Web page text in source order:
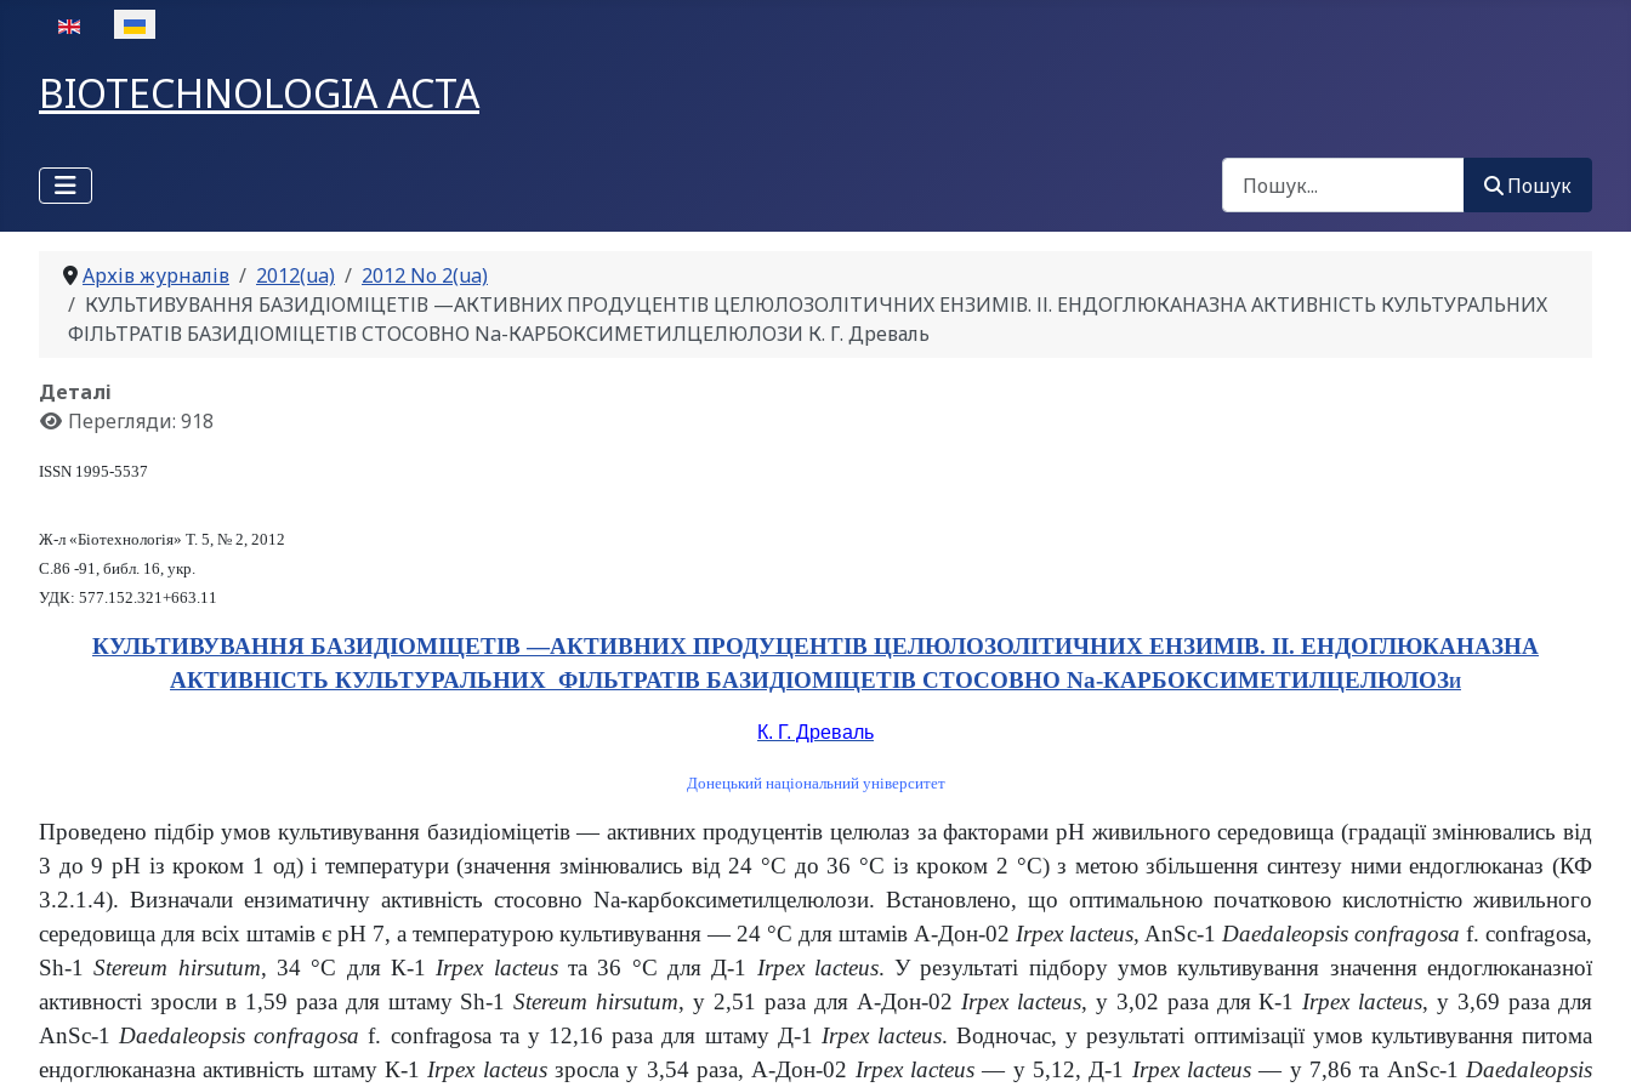
Оберіть свою мову
BIOTECHNOLOGIA ACTA
Пошук
Пошук
Архів журналів 2012(ua)
2012 No 2(ua)
КУЛЬТИВУВАННЯ БАЗИДІОМІЦЕТІВ —АКТИВНИХ ПРОДУЦЕНТІВ ЦЕЛЮЛОЗОЛІТИЧНИХ ЕНЗИМІВ. ІІ. ЕНДОГЛЮКАНАЗНА АКТИВНІСТЬ КУЛЬТУРАЛЬНИХ
ФІЛЬТРАТІВ БАЗИДІОМІЦЕТІВ СТОСОВНО Na-КАРБОКСИМЕТИЛЦЕЛЮЛОЗИ К. Г. Древаль
Деталі
Перегляди: 918
ISSN 1995-5537
Ж-л «Біотехнологія» Т. 5, № 2, 2012
С.86 -91, библ. 16, укр.
УДК: 577.152.321+663.11
КУЛЬТИВУВАННЯ БАЗИДІОМІЦЕТІВ —АКТИВНИХ ПРОДУЦЕНТІВ ЦЕЛЮЛОЗОЛІТИЧНИХ ЕНЗИМІВ. ІІ. ЕНДОГЛЮКАНАЗНА
АКТИВНІСТЬ КУЛЬТУРАЛЬНИХ ФІЛЬТРАТІВ БАЗИДІОМІЦЕТІВ СТОСОВНО Na-КАРБОКСИМЕТИЛЦЕЛЮЛОЗИ
К. Г. Древаль
Донецький національний університет
Проведено підбір умов культивування базидіоміцетів — активних продуцентів целюлаз за факторами рН живильного середовища (градації змінювались від
3 до 9 рН із кроком 1 од) і температури (значення змінювались від 24 °С до 36 °С із кроком 2 °С) з метою збільшення синтезу ними ендоглюканаз (КФ
3.2.1.4). Визначали ензиматичну активність стосовно Na-карбоксиметилцелюлози. Встановлено, що оптимальною початковою кислотністю живильного
середовища для всіх штамів є рН 7, а температурою культивування — 24 °С для штамів А-Дон-02 Irpex lacteus, AnSc-1 Daedaleopsis confragosa f. confragosa,
Sh-1Stereum hirsutum, 34 °С для К-1 Irpex lacteusта 36 °С для Д-1 Irpex lacteus. У результаті підбору умов культивування значення ендоглюканазної
активності зросли в 1,59 раза для штаму Sh-1Stereum hirsutum, у 2,51 раза для А-Дон-02 Irpex lacteus, у 3,02 раза для К-1 Irpex lacteus, у 3,69 раза для
AnSc-1 Daedaleopsis confragosa f. confragosa та у 12,16 раза для штаму Д-1 Irpex lacteus. Водночас, у результаті оптимізації умов культивування питома
ендоглюканазна активність штаму К-1 Irpex lacteusзросла у 3,54 раза, А-Дон-02 Irpex lacteus — у 5,12, Д-1 Irpex lacteus — у 7,86 та AnSc-1 Daedaleopsis